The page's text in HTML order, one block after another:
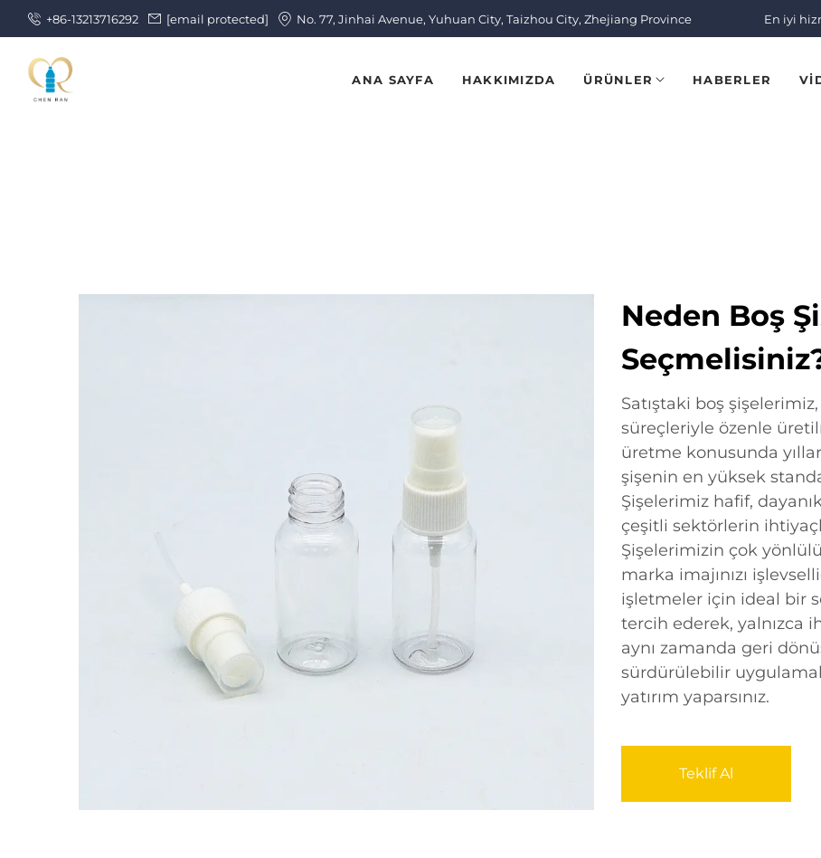
+86-13213716292 [email protected] No. 77, Jinhai Avenue, Yuhuan City, Taizhou City, Zhejiang Province En iyi
ANA SAYFA HAKKIMIZDA ÜRÜNLER HABERLER
Neden Boş
Satıştaki boş
süreçleriyle özenle
üretme konusunda
şişenin en yüksek
Şişelerimiz hafif,
çeşitli sektörlerin
Şişelerimizin çok
marka imajınızı
işletmeler için ideal bir
tercih ederek, yalnızca
aynı zamanda geri
sürdürülebilir
yatırım yaparsınız.
Teklif Al